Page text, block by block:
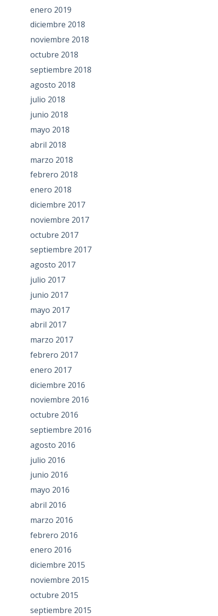
enero 2019
diciembre 2018
noviembre 2018
octubre 2018
septiembre 2018
agosto 2018
julio 2018
junio 2018
mayo 2018
abril 2018
marzo 2018
febrero 2018
enero 2018
diciembre 2017
noviembre 2017
octubre 2017
septiembre 2017
agosto 2017
julio 2017
junio 2017
mayo 2017
abril 2017
marzo 2017
febrero 2017
enero 2017
diciembre 2016
noviembre 2016
octubre 2016
septiembre 2016
agosto 2016
julio 2016
junio 2016
mayo 2016
abril 2016
marzo 2016
febrero 2016
enero 2016
diciembre 2015
noviembre 2015
octubre 2015
septiembre 2015